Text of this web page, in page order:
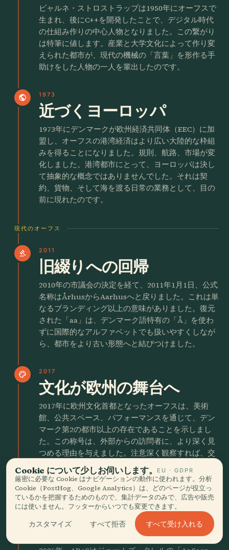
ビャルネ・ストロストラップは1950年にオーフスで
生まれ、後にC++を開発したことで、デジタル時代
の仕組み作りの中心人物となりました。この繋がり
は特筆に値します。産業と大学文化によって作り変
えられた都市が、現代の機械の「言葉」を形作る手
助けをした人物の一人を輩出したのです。
public 1973
近づくヨーロッパ
1973年にデンマークが欧州経済共同体（EEC）に加
盟し、オーフスの港湾経済はより広い大陸的な枠組
みを得ることになりました。規則、航路、市場が変
化しました。港湾都市にとって、ヨーロッパは決し
て抽象的な概念ではありませんでした。それは契
約、貨物、そして海を渡る日常の業務として、目の
前に現れたのです。
現代のオーフス
gavel 2011
旧綴りへの回帰
2010年の市議会の決定を経て、2011年1月1日、公式
名称はÅrhusからAarhusへと戻りました。これは単
なるブランディング以上の意味がありました。復元
された「aa」は、デンマーク語特有の「Å」を使わ
ずに国際的なアルファベットでも扱いやすくしなが
ら、都市をより古い形態へと結びつけました。
palette 2017
文化が欧州の舞台へ
2017年に欧州文化首都となったオーフスは、美術
館、公共スペース、パフォーマンスを通じて、デン
マーク第2の都市以上の存在であることを示しまし
た。この称号は、外部からの訪問者に、より深く見
つめる理由を与えました。注意深く観察すれば、交
易の町、司教の座、大学都市、そして現在は文化の
実験場であるという、深い歴史のパターンが見て取
れるはずです。
ARoSが空を開く
Cookie について少しお伺いします。 EU · GDPR
厳密に必要な Cookie はナビゲーションの動作に使われます。分析
Cookie（PostHog、Google Analytics）は、どのページが役立っ
ているかを把握するためのもので、集計データのみで、広告や販売
には使いません。フッターからいつでも変更できます。
カスタマイズ すべて拒否 すべて受け入れる